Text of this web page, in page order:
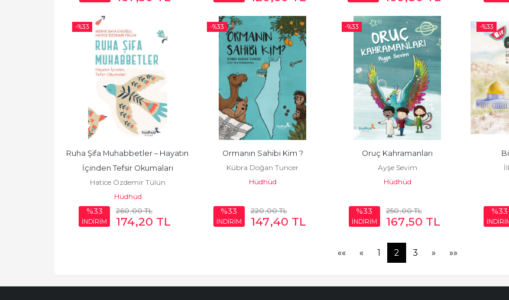
-%33
Ruha Şifa Muhabbetler – Hayatın
İçinden Tefsir Okumaları
Hatice Özdemir Tülün
Hüdhüd
%33
İNDİRİM
260,00TL
174,20 TL
-%33
Ormanın Sahibi Kim ?
Kübra Doğan Tuncer
Hüdhüd
%33
İNDİRİM
220,00TL
147,40 TL
-%33
Oruç Kahramanları
Ayşe Sevim
Hüdhüd
%33
İNDİRİM
250,00TL
167,50 TL
-%33
%33
«« « 1 2 3 » »»